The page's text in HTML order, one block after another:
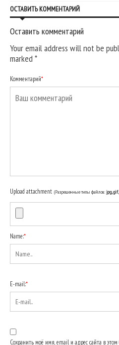
ОСТАВИТЬ КОММЕНТАРИЙ
Оставить комментарий
Your email address will not be
marked*
Комментарий*
Upload attachment (Разрешенные типы файлов:jpg,
Name:*
E-mail:*
Сохранить моё имя, email и адрес сайта в